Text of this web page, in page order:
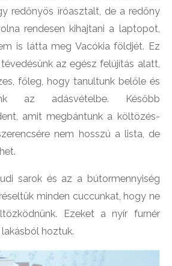
redőnyös íróasztalt, de a redőny
rendesen kihajtani a laptopot,
is látta meg Vacókia földjét. Ez
az egész felújítás alatt,
főleg, hogy tanultunk belőle és
az adásvételbe. Később
amit megbántunk a költözés-
nem hosszú a lista, de
sarok és az a bútormennyiség
minden cuccunkat, hogy ne
Ezeket a nyír furnér
hoztuk.